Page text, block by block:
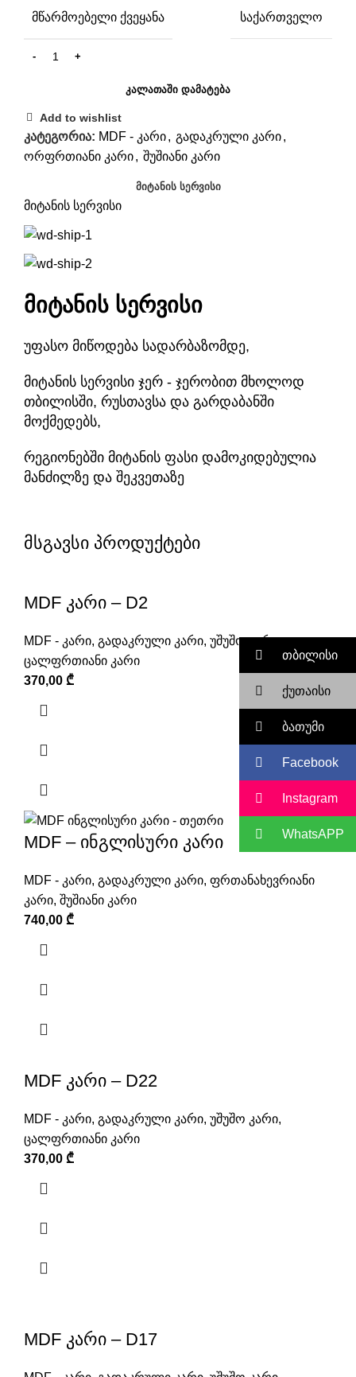
ᲛᲬᲐᲠᲛᲝᲔᲑᲔᲚᲘ ᲥᲕᲔᲧᲐᲜᲐ საქართველო
ᲙᲐᲚᲐᲗᲐᲨᲘ ᲓᲐᲛᲐᲢᲔᲑᲐ
Add to wishlist
კატეგორია: MDF - კარი, გადაკრული კარი,
ორფრთიანი კარი, შუშიანი კარი
ᲛᲘᲢᲐᲜᲘᲡ ᲡᲔᲠᲕᲘᲡᲘ
მიტანის სერვისი
მიტანის სერვისი
უფასო მიწოდება სადარბაზომდე,
მიტანის სერვისი ჯერ - ჯერობით მხოლოდ
თბილისში, რუსთავსა და გარდაბანში
მოქმედებს,
რეგიონებში მიტანის ფასი დამოკიდებულია
მანძილზე და შეკვეთაზე
მსგავსი პროდუქტები
MDF კარი – D2
MDF - კარი, გადაკრული კარი, უშუშო კარი,
ცალფრთიანი კარი
370,00 ₾
MDF – ინგლისური კარი
MDF - კარი, გადაკრული კარი, ფრთანახევრიანი
კარი, შუშიანი კარი
740,00 ₾
MDF კარი – D22
MDF - კარი, გადაკრული კარი, უშუშო კარი,
ცალფრთიანი კარი
370,00 ₾
MDF კარი – D17
თბილისი
ქუთაისი
ბათუმი
Facebook
Instagram
WhatsAPP